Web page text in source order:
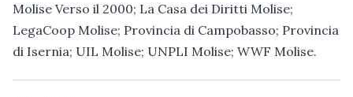
Molise Verso il 2000; La Casa dei Diritti Molise;
LegaCoop Molise; Provincia di Campobasso; Provincia
di Isernia; UIL Molise; UNPLI Molise; WWF Molise.